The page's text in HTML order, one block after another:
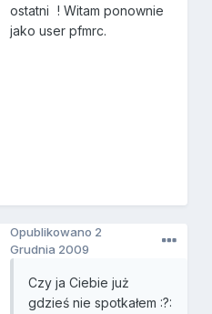
ostatni ! Witam ponownie
jako user pfmrc.
Opublikowano 2
Grudnia 2009
Czy ja Ciebie już
gdzieś nie spotkałem :?: